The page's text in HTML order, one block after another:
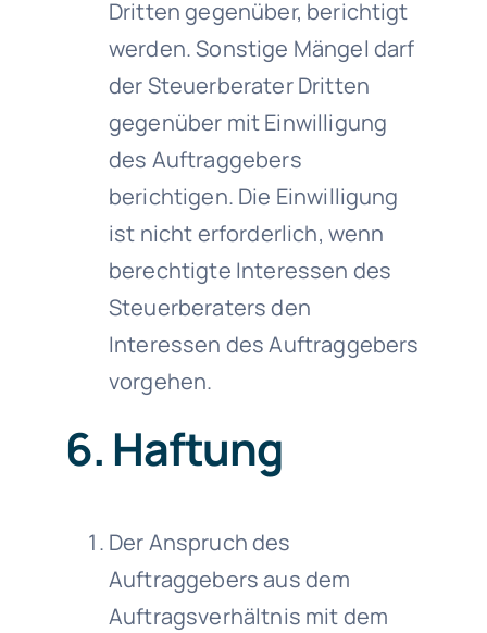
Dritten gegenüber, berichtigt
werden. Sonstige Mängel darf
der Steuerberater Dritten
gegenüber mit Einwilligung
des Auftraggebers
berichtigen. Die Einwilligung
ist nicht erforderlich, wenn
berechtigte Interessen des
Steuerberaters den
Interessen des Auftraggebers
vorgehen.
6. Haftung
Der Anspruch des
Auftraggebers aus dem
Auftragsverhältnis mit dem